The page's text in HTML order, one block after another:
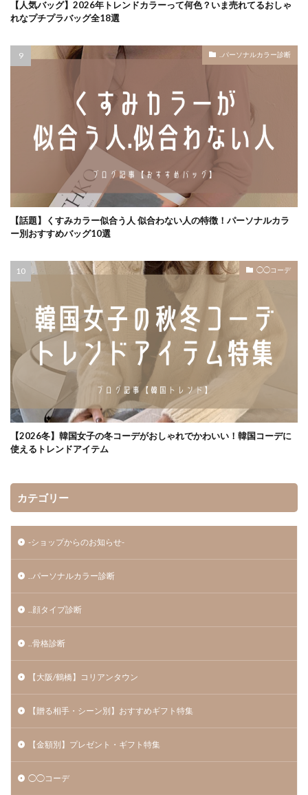
【人気バッグ】2026年トレンドカラーって何色？いま売れてるおしゃ
れなプチプラバッグ全18選
..パーソナルカラー診断
【話題】くすみカラー似合う人 似合わない人の特徴！パーソナルカラ
ー別おすすめバッグ10選
◯◯コーデ
【2026冬】韓国女子の冬コーデがおしゃれでかわいい！韓国コーデに
使えるトレンドアイテム
カテゴリー
-ショップからのお知らせ-
..パーソナルカラー診断
..顔タイプ診断
..骨格診断
【大阪/鶴橋】コリアンタウン
【贈る相手・シーン別】おすすめギフト特集
【金額別】プレゼント・ギフト特集
◯◯コーデ